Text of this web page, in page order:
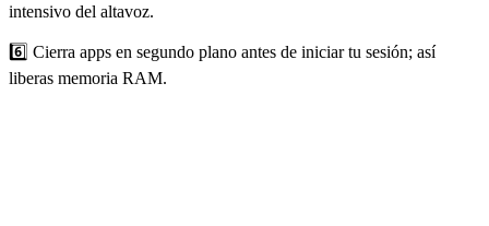
intensivo del altavoz.
6️⃣ Cierra apps en segundo plano antes de iniciar tu sesión; así
liberas memoria RAM.